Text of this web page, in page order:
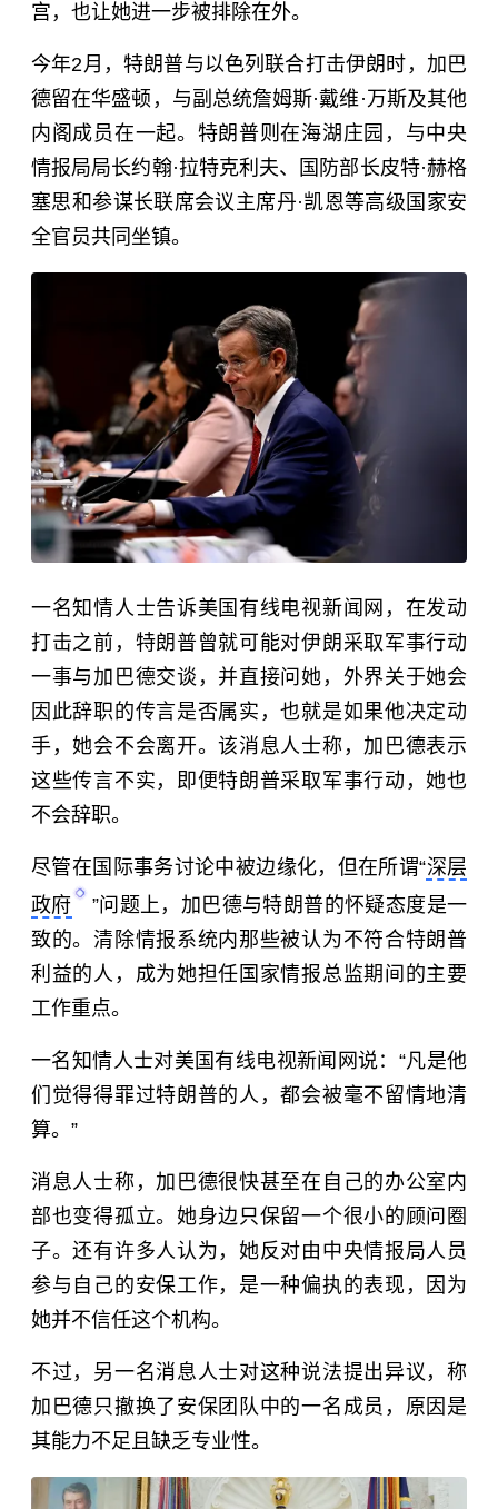
宫，也让她进一步被排除在外。
今年2月，特朗普与 以色列联合打击伊朗时，加巴
德留在华盛顿，与副总统詹姆斯·戴维·万斯及其他
内阁成员在一起。特朗普则在海湖庄园，与中央
情报局局长约翰·拉特克利夫、国防部长皮特·赫格
塞思和参谋长联席会议主席丹·凯恩等高级国家安
全官员共同坐镇。
一名知情人士告诉美国有线电视新闻网，在发动
打击之前，特朗普曾就可能对伊朗采取军事行动
一事与加巴德交谈，并直接问她，外界关于她会
因此辞职的传言是否属实，也就是如果他决定动
手，她会不会离开。该消息人士称，加巴德表示
这些传言不实，即便特朗普采取军事行动，她也
不会辞职。
尽管在国际事务讨论中被边缘化，但在所谓“深层
政府
”问题上，加巴德与特朗普的怀疑态度是一
致的。清除情报系统内那些被认为不符合特朗普
利益的人，成为她担任国家情报总监期间的主要
工作重点。
一名知情人士对美国有线电视新闻网说：“凡是他
们觉得得罪过特朗普的人，都会被毫不留情地清
算。”
消息人士称，加巴德很快甚至在自己的办公室内
部也变得孤立。她身边只保留一个很小的顾问圈
子。还有许多人认为，她反对由中央情报局人员
参与自己的安保工作，是一种偏执的表现，因为
她并不信任这个机构。
不过，另一名消息人士对这种说法提出异议，称
加巴德只撤换了安保团队中的一名成员，原因是
其能力不足且缺乏专业性。